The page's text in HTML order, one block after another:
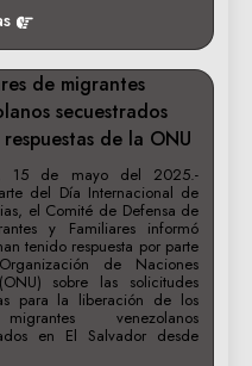
de migrantes
secuestrados
de la ONU
15 de mayo del 2025.-
del Día Internacional de
el Comité de Defensa de
y Familiares informó
tenido respuesta por parte
de Naciones
sobre las solicitudes
para la liberación de los
venezolanos
en El Salvador desde